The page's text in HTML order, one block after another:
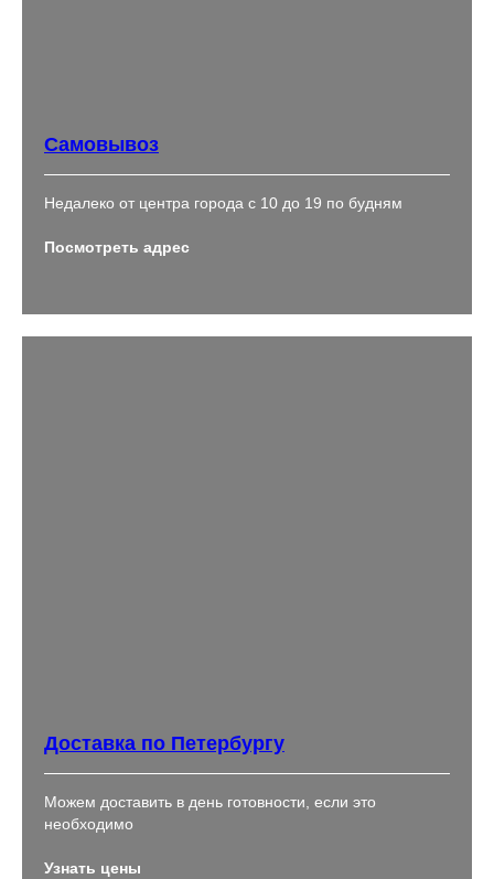
Самовывоз
Недалеко от центра города с 10 до 19 по будням
Посмотреть адрес
Доставка по Петербургу
Можем доставить в день готовности, если это
необходимо
Узнать цены